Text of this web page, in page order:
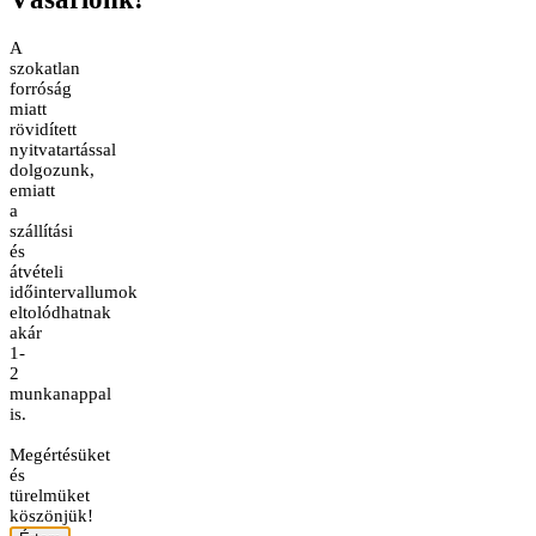
A
szokatlan
forróság
miatt
rövidített
nyitvatartással
dolgozunk,
emiatt
a
szállítási
és
átvételi
időintervallumok
eltolódhatnak
akár
1-
2
munkanappal
is.
Megértésüket
és
türelmüket
köszönjük!